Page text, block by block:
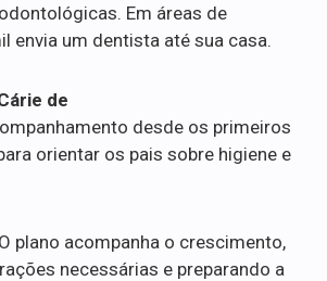
Em áreas de
envia um dentista até sua casa.
de
desde os primeiros
orientar os pais sobre higiene e
O plano acompanha o crescimento,
necessárias e preparando a